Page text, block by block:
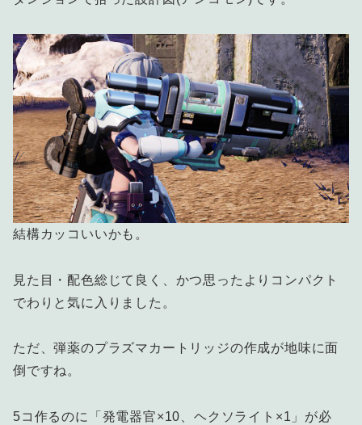
結構カッコいいかも。
見た目・配色総じて良く、かつ思ったよりコンパクト
でわりと気に入りました。
ただ、弾薬のプラズマカートリッジの作成が地味に面
倒ですね。
5コ作るのに「発電器官×10、ヘクソライト×1」が必